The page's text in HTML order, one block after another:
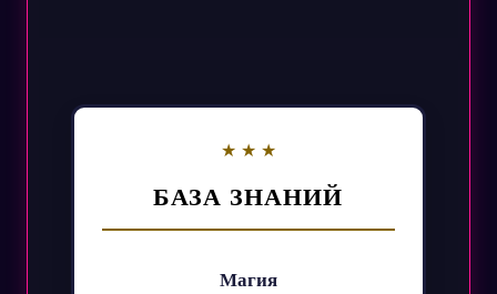
БАЗА ЗНАНИЙ
Магия